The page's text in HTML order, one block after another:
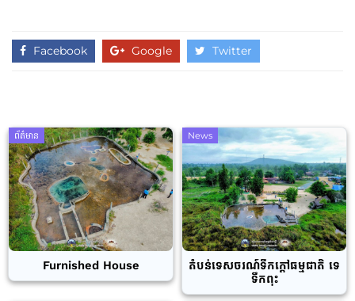
Facebook Google Twitter
ព័ត៌មាន
Furnished House
News
តំបន់ទេសចរណ៍ទឹកក្តៅធម្មជាតិ ទេ
ទឹកពុះ